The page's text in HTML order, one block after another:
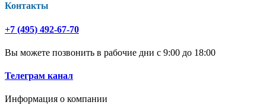
Контакты
+7 (495) 492-67-70
Вы можете позвонить в рабочие дни с 9:00 до 18:00
Телеграм канал
Информация о компании